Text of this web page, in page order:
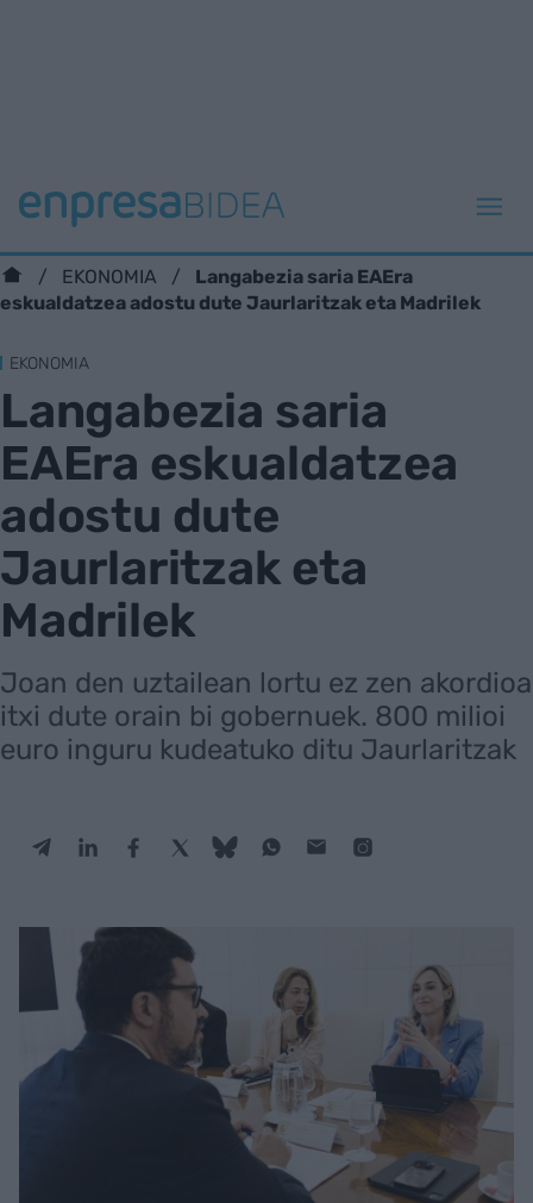
EKONOMIA
Langabezia saria EAEra
eskualdatzea adostu dute Jaurlaritzak eta Madrilek
EKONOMIA
Langabezia saria
EAEra eskualdatzea
adostu dute
Jaurlaritzak eta
Madrilek
Joan den uztailean lortu ez zen akordioa
itxi dute orain bi gobernuek. 800 milioi
euro inguru kudeatuko ditu Jaurlaritzak